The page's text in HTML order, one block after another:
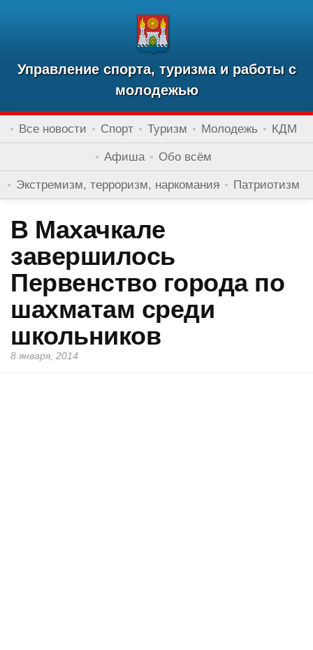
Управление спорта, туризма и работы с
молодежью
Все новости Спорт Туризм Молодежь КДМ
Афиша Обо всём
Экстремизм, терроризм, наркомания Патриотизм
В Махачкале
завершилось
Первенство города по
шахматам среди
школьников
8 января, 2014